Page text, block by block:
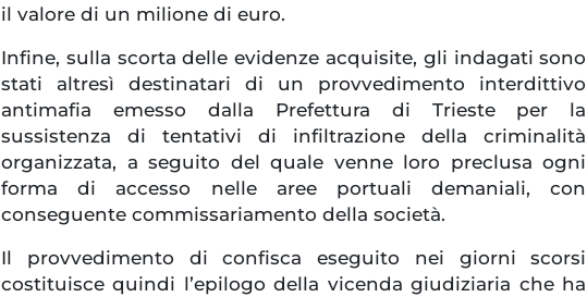
il valore di un milione di euro.
Infine, sulla scorta delle evidenze acquisite, gli indagati sono
stati altresì destinatari di un provvedimento interdittivo
antimafia emesso dalla Prefettura di Trieste per la
sussistenza di tentativi di infiltrazione della criminalità
organizzata, a seguito del quale venne loro preclusa ogni
forma di accesso nelle aree portuali demaniali, con
conseguente commissariamento della società.
Il provvedimento di confisca eseguito nei giorni scorsi
costituisce quindi l’epilogo della vicenda giudiziaria che ha